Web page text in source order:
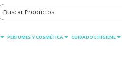
PERFUMES Y COSMÉTICA CUIDADO E HIGIENE